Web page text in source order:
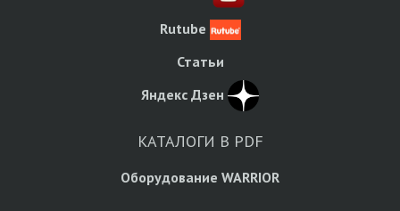
Rutube
Статьи
Яндекс Дзен
КАТАЛОГИ В PDF
Оборудование WARRIOR